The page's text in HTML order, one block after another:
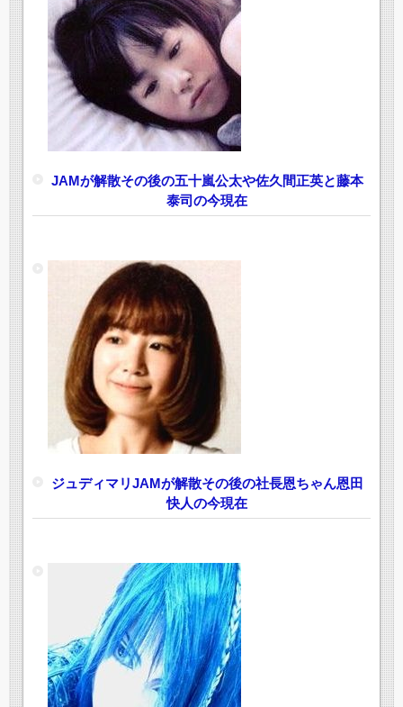
JAMが解散その後の五十嵐公太や佐久間正英と藤本
泰司の今現在
ジュディマリJAMが解散その後の社長恩ちゃん恩田
快人の今現在